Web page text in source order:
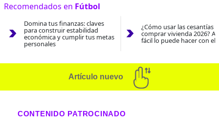
Recomendados en Fútbol
Domina tus finanzas: claves
para construir estabilidad
económica y cumplir tus metas
personales
¿Cómo usar las cesantías
comprar vivienda 2026?
fácil lo puede hacer con el
Artículo nuevo
CONTENIDO PATROCINADO